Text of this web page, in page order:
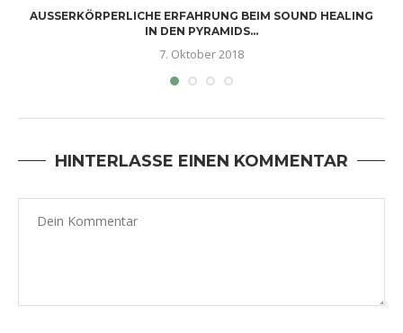
AUSSERKÖRPERLICHE ERFAHRUNG BEIM SOUND HEALING I
N DEN PYRAMIDS...
7. Oktober 2018
HINTERLASSE EINEN KOMMENTAR